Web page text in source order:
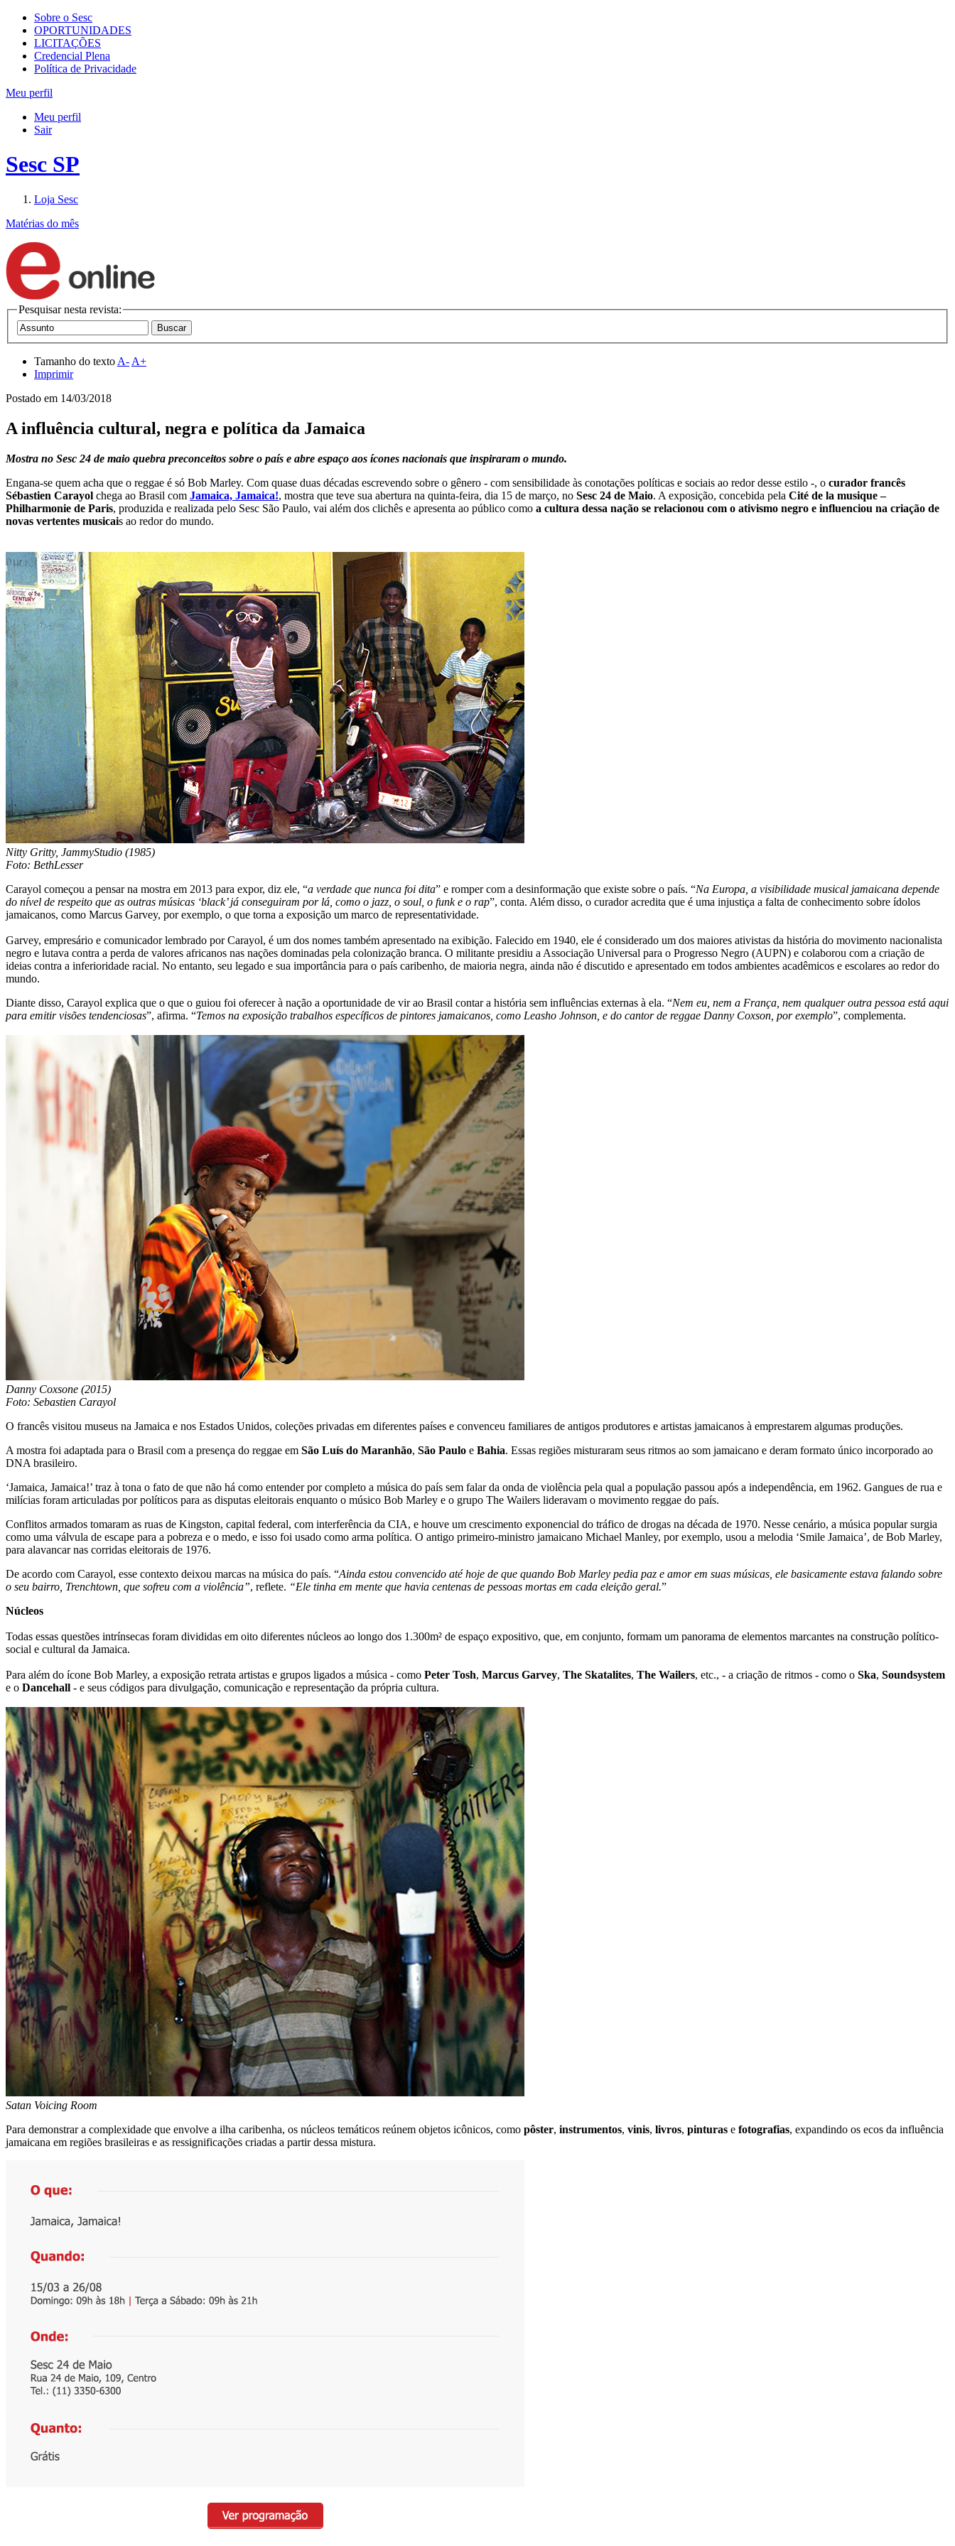
Sobre o Sesc
OPORTUNIDADES
LICITAÇÕES
Credencial Plena
Política de Privacidade
Meu perfil
Meu perfil
Sair
Sesc SP
Loja Sesc
Matérias do mês
Pesquisar nesta revista:
Tamanho do texto A- A+
Imprimir
Postado em 14/03/2018
A influência cultural, negra e política da Jamaica
Mostra no Sesc 24 de maio quebra preconceitos sobre o país e abre espaço aos ícones nacionais que inspiraram o mundo.
Engana-se quem acha que o reggae é só Bob Marley. Com quase duas décadas escrevendo sobre o gênero - com sensibilidade às conotações políticas e sociais ao redor desse estilo -, o curador francês
Sébastien Carayol chega ao Brasil com Jamaica, Jamaica!, mostra que teve sua abertura na quinta-feira, dia 15 de março, no Sesc 24 de Maio. A exposição, concebida pela Cité de la musique –
Philharmonie de Paris, produzida e realizada pelo Sesc São Paulo, vai além dos clichês e apresenta ao público como a cultura dessa nação se relacionou com o ativismo negro e influenciou na criação de
novas vertentes musicais ao redor do mundo.
Nitty Gritty, JammyStudio (1985)
Foto: BethLesser
Carayol começou a pensar na mostra em 2013 para expor, diz ele, “a verdade que nunca foi dita” e romper com a desinformação que existe sobre o país. “Na Europa, a visibilidade musical jamaicana depende
do nível de respeito que as outras músicas ‘black’ já conseguiram por lá, como o jazz, o soul, o funk e o rap”, conta. Além disso, o curador acredita que é uma injustiça a falta de conhecimento sobre ídolos
jamaicanos, como Marcus Garvey, por exemplo, o que torna a exposição um marco de representatividade.
Garvey, empresário e comunicador lembrado por Carayol, é um dos nomes também apresentado na exibição. Falecido em 1940, ele é considerado um dos maiores ativistas da história do movimento nacionalista
negro e lutava contra a perda de valores africanos nas nações dominadas pela colonização branca. O militante presidiu a Associação Universal para o Progresso Negro (AUPN) e colaborou com a criação de
ideias contra a inferioridade racial. No entanto, seu legado e sua importância para o país caribenho, de maioria negra, ainda não é discutido e apresentado em todos ambientes acadêmicos e escolares ao redor do
mundo.
Diante disso, Carayol explica que o que o guiou foi oferecer à nação a oportunidade de vir ao Brasil contar a história sem influências externas à ela. “Nem eu, nem a França, nem qualquer outra pessoa está aqui
para emitir visões tendenciosas”, afirma. “Temos na exposição trabalhos específicos de pintores jamaicanos, como Leasho Johnson, e do cantor de reggae Danny Coxson, por exemplo”, complementa.
Danny Coxsone (2015)
Foto: Sebastien Carayol
O francês visitou museus na Jamaica e nos Estados Unidos, coleções privadas em diferentes países e convenceu familiares de antigos produtores e artistas jamaicanos à emprestarem algumas produções.
A mostra foi adaptada para o Brasil com a presença do reggae em São Luís do Maranhão, São Paulo e Bahia. Essas regiões misturaram seus ritmos ao som jamaicano e deram formato único incorporado ao
DNA brasileiro.
‘Jamaica, Jamaica!’ traz à tona o fato de que não há como entender por completo a música do país sem falar da onda de violência pela qual a população passou após a independência, em 1962. Gangues de rua e
milícias foram articuladas por políticos para as disputas eleitorais enquanto o músico Bob Marley e o grupo The Wailers lideravam o movimento reggae do país.
Conflitos armados tomaram as ruas de Kingston, capital federal, com interferência da CIA, e houve um crescimento exponencial do tráfico de drogas na década de 1970. Nesse cenário, a música popular surgia
como uma válvula de escape para a pobreza e o medo, e isso foi usado como arma política. O antigo primeiro-ministro jamaicano Michael Manley, por exemplo, usou a melodia ‘Smile Jamaica’, de Bob Marley,
para alavancar nas corridas eleitorais de 1976.
De acordo com Carayol, esse contexto deixou marcas na música do país. “Ainda estou convencido até hoje de que quando Bob Marley pedia paz e amor em suas músicas, ele basicamente estava falando sobre
o seu bairro, Trenchtown, que sofreu com a violência”, reflete. “Ele tinha em mente que havia centenas de pessoas mortas em cada eleição geral.”
Núcleos
Todas essas questões intrínsecas foram divididas em oito diferentes núcleos ao longo dos 1.300m² de espaço expositivo, que, em conjunto, formam um panorama de elementos marcantes na construção político-
social e cultural da Jamaica.
Para além do ícone Bob Marley, a exposição retrata artistas e grupos ligados a música - como Peter Tosh, Marcus Garvey, The Skatalites, The Wailers, etc., - a criação de ritmos - como o Ska, Soundsystem
e o Dancehall - e seus códigos para divulgação, comunicação e representação da própria cultura.
Satan Voicing Room
Para demonstrar a complexidade que envolve a ilha caribenha, os núcleos temáticos reúnem objetos icônicos, como pôster, instrumentos, vinis, livros, pinturas e fotografias, expandindo os ecos da influência
jamaicana em regiões brasileiras e as ressignificações criadas a partir dessa mistura.